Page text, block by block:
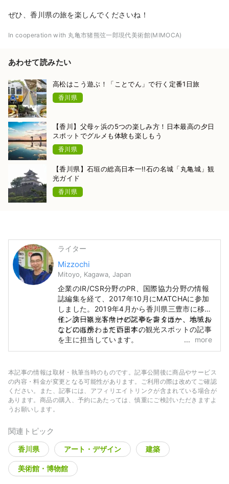
ぜひ、香川県の旅を楽しんでくださいね！
In cooperation with 丸亀市猪熊弦一郎現代美術館(MIMOCA)
あわせて読みたい
高松はこう遊ぶ！「ことでん」で行く定番1日旅
香川県
【香川】父母ヶ浜の5つの楽しみ方！日本最高の夕日
スポットでグルメも体験も楽しもう
香川県
【香川県】石垣の総高日本一!!石の名城「丸亀城」観
光ガイド
香川県
ライター
Mizzochi
Mitoyo, Kagawa, Japan
企業のIR/CSR分野のPR、国際協力分野の情報
誌編集を経て、2017年10月にMATCHAに参加
しました。2019年4月から香川県三豊市に移
住。訪日観光客向けの記事を書くほか、地域お
こしにも携わっています。
インターネットサービスやレンタカー、ホテル
などのほか、また西日本の観光スポットの記事
を主に担当しています。
more
本記事の情報は取材・執筆当時のものです。記事公開後に商品やサービス
の内容・料金が変更となる可能性があります。ご利用の際は改めてご確認
ください。また、記事には、アフィリエイトリンクが含まれている場合が
あります。商品の購入、予約にあたっては、慎重にご検討いただきますよ
うお願いします。
関連トピック
香川県 アート・デザイン 建築
美術館・博物館